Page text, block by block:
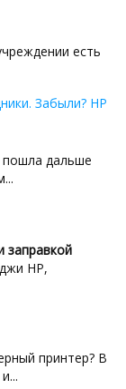
есть
Забыли? HP
дальше
заправкой
HP,
принтер? В